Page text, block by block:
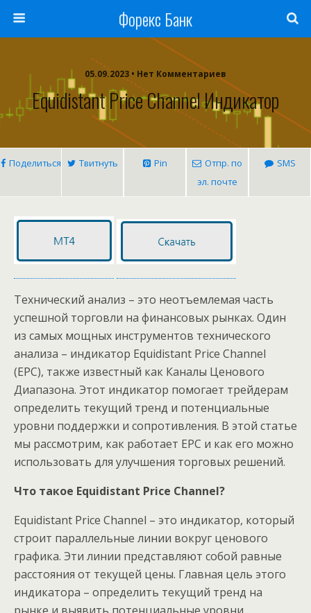
Форекс Банк
05.09.2023 • Нет Комментариев
Equidistant Price Channel Индикатор
Поделиться Твитнуть Pin
Отпр. по
эл. почте
SMS
Технический анализ – это неотъемлемая часть
успешной торговли на финансовых рынках. Один
из самых мощных инструментов технического
анализа – индикатор Equidistant Price Channel
(EPС), также известный как Каналы Ценового
Диапазона. Этот индикатор помогает трейдерам
определить текущий тренд и потенциальные
уровни поддержки и сопротивления. В этой статье
мы рассмотрим, как работает EPC и как его можно
использовать для улучшения торговых решений.
Что такое Equidistant Price Channel?
Equidistant Price Channel – это индикатор, который
строит параллельные линии вокруг ценового
графика. Эти линии представляют собой равные
расстояния от текущей цены. Главная цель этого
индикатора – определить текущий тренд на